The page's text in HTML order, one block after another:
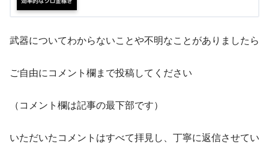
武器についてわからないことや不明なことがありましたら
ご自由にコメント欄まで投稿してください
（コメント欄は記事の最下部です）
いただいたコメントはすべて拝見し、丁寧に返信させてい